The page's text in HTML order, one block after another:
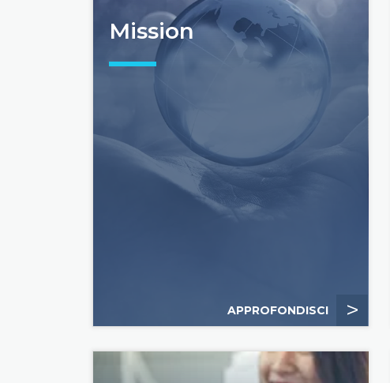
Mission
APPROFONDISCI >